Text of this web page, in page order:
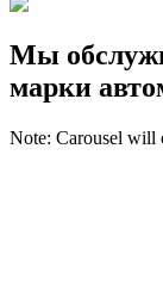
Мы
марки
Note: Carousel will